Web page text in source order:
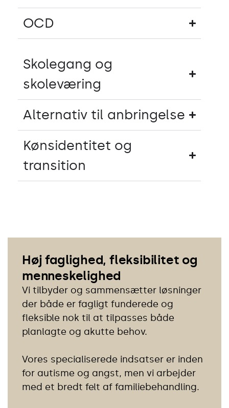
OCD
Skolegang og
skoleværing
Alternativ til anbringelse
Kønsidentitet og
transition
Høj faglighed, fleksibilitet og
menneskelighed
Vi tilbyder og sammensætter løsninger
der både er fagligt funderede og
fleksible nok til at tilpasses både
planlagte og akutte behov.
Vores specialiserede indsatser er inden
for autisme og angst, men vi arbejder
med et bredt felt af familiebehandling.